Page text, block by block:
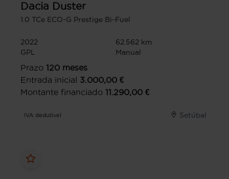
Dacia Duster
1.0 TCe ECO-G Prestige Bi-Fuel
2022
62.562 km
GPL
Manual
Prazo 120 meses
Entrada inicial 3.000,00 €
Montante financiado 11.290,00 €
IVA dedutível Setúbal